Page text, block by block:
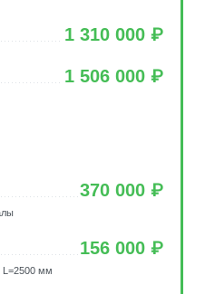
1 310 000 ₽
1 506 000 ₽
370 000 ₽
156 000 ₽
мм